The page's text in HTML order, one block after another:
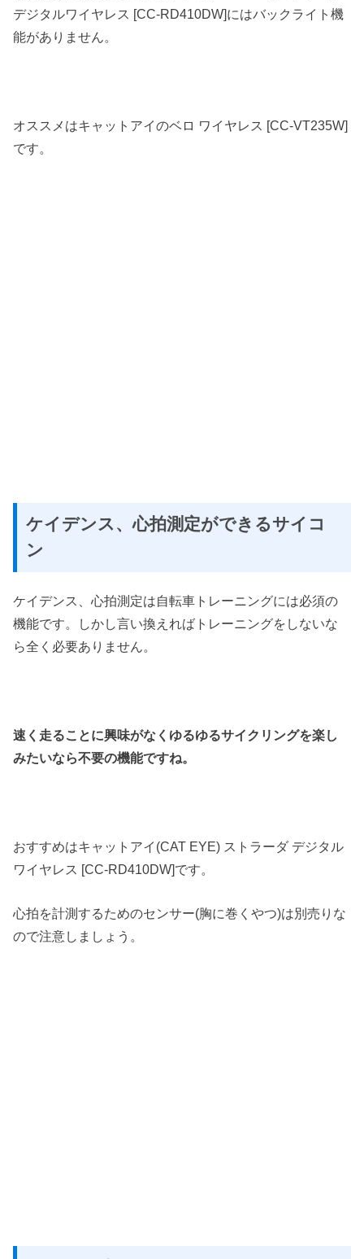
デジタルワイヤレス [CC-RD410DW]にはバックライト機
能がありません。
オススメはキャットアイのベロ ワイヤレス [CC-VT235W]
です。
ケイデンス、心拍測定ができるサイコ
ン
ケイデンス、心拍測定は自転車トレーニングには必須の
機能です。しかし言い換えればトレーニングをしないな
ら全く必要ありません。
速く走ることに興味がなくゆるゆるサイクリングを楽し
みたいなら不要の機能ですね。
おすすめはキャットアイ(CAT EYE) ストラーダ デジタル
ワイヤレス [CC-RD410DW]です。
心拍を計測するためのセンサー(胸に巻くやつ)は別売りな
ので注意しましょう。